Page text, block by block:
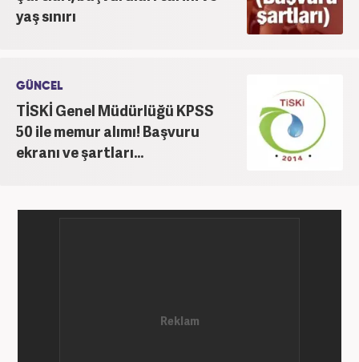
yaş sınırı
GÜNCEL
TİSKİ Genel Müdürlüğü KPSS
50 ile memur alımı! Başvuru
ekranı ve şartları...